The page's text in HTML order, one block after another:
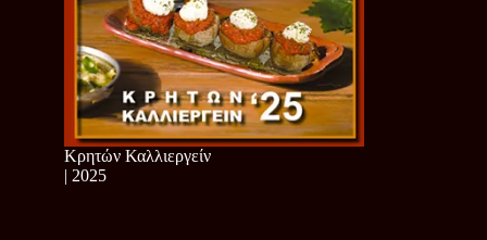
Κρητών Καλλιεργείν
| 2025